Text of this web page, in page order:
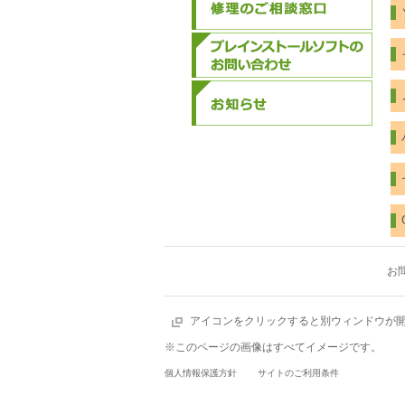
お
アイコンをクリックすると別ウィンドウが
※このページの画像はすべてイメージです。
個人情報保護方針 サイトのご利用条件